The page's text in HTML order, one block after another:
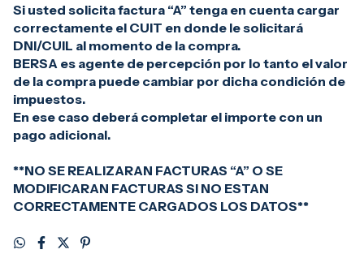
Si usted solicita factura “A” tenga en cuenta cargar
correctamente el CUIT en donde le solicitará
DNI/CUIL al momento de la compra.
BERSA es agente de percepción por lo tanto el valor
de la compra puede cambiar por dicha condición de
impuestos.
En ese caso deberá completar el importe con un
pago adicional.
**NO SE REALIZARAN FACTURAS “A” O SE
MODIFICARAN FACTURAS SI NO ESTAN
CORRECTAMENTE CARGADOS LOS DATOS**